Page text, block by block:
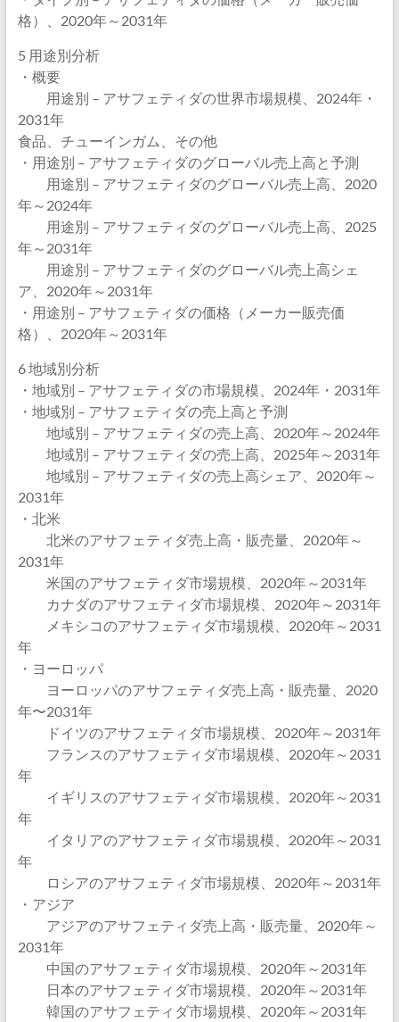
格）、2020年～2031年
5 用途別分析
・概要
用途別 – アサフェティダの世界市場規模、2024年・
2031年
食品、チューインガム、その他
・用途別 – アサフェティダのグローバル売上高と予測
用途別 – アサフェティダのグローバル売上高、2020
年～2024年
用途別 – アサフェティダのグローバル売上高、2025
年～2031年
用途別 – アサフェティダのグローバル売上高シェ
ア、2020年～2031年
・用途別 – アサフェティダの価格（メーカー販売価
格）、2020年～2031年
6 地域別分析
・地域別 – アサフェティダの市場規模、2024年・2031年
・地域別 – アサフェティダの売上高と予測
地域別 – アサフェティダの売上高、2020年～2024年
地域別 – アサフェティダの売上高、2025年～2031年
地域別 – アサフェティダの売上高シェア、2020年～
2031年
・北米
北米のアサフェティダ売上高・販売量、2020年～
2031年
米国のアサフェティダ市場規模、2020年～2031年
カナダのアサフェティダ市場規模、2020年～2031年
メキシコのアサフェティダ市場規模、2020年～2031
年
・ヨーロッパ
ヨーロッパのアサフェティダ売上高・販売量、2020
年〜2031年
ドイツのアサフェティダ市場規模、2020年～2031年
フランスのアサフェティダ市場規模、2020年～2031
年
イギリスのアサフェティダ市場規模、2020年～2031
年
イタリアのアサフェティダ市場規模、2020年～2031
年
ロシアのアサフェティダ市場規模、2020年～2031年
・アジア
アジアのアサフェティダ売上高・販売量、2020年～
2031年
中国のアサフェティダ市場規模、2020年～2031年
日本のアサフェティダ市場規模、2020年～2031年
韓国のアサフェティダ市場規模、2020年～2031年